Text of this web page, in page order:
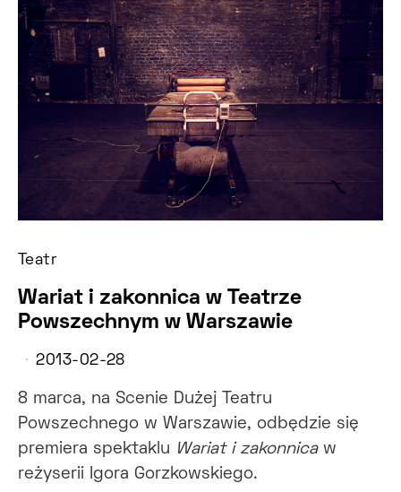
Teatr
Wariat i zakonnica w Teatrze
Powszechnym w Warszawie
2013-02-28
8 marca, na Scenie Dużej Teatru
Powszechnego w Warszawie, odbędzie się
premiera spektaklu Wariat i zakonnicaw
reżyserii Igora Gorzkowskiego.